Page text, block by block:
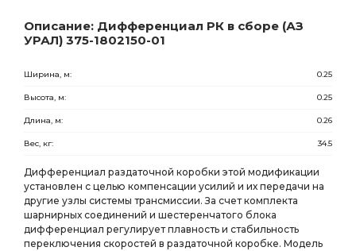
73 178.00 Р
Описание: Дифференциал РК в сборе (АЗ
УРАЛ) 375-1802150-01
Ширина, м: 0.25
Высота, м: 0.25
Длина, м: 0.26
Вес, кг: 34.5
Дифференциал раздаточной коробки этой модификации
установлен с целью компенсации усилий и их передачи на
другие узлы системы трансмиссии. За счет комплекта
шарнирных соединений и шестеренчатого блока
дифференциал регулирует плавность и стабильность
переключения скоростей в раздаточной коробке. Модель